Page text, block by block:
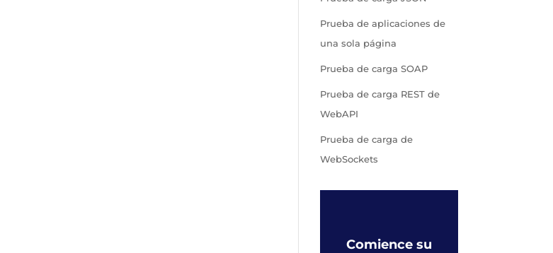
Prueba de aplicaciones de
una sola página
Prueba de carga SOAP
Prueba de carga REST de
WebAPI
Prueba de carga de
WebSockets
Comience su